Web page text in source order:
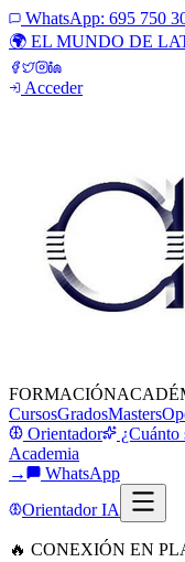
WhatsApp: 695 750
🌍 EL MUNDO DE
Acceder
FORMACIÓN
CursosGradosMasters
Orientador
¿Cuánto
Academia
→
WhatsApp
Orientador IA
🔥 CONEXIÓN EN